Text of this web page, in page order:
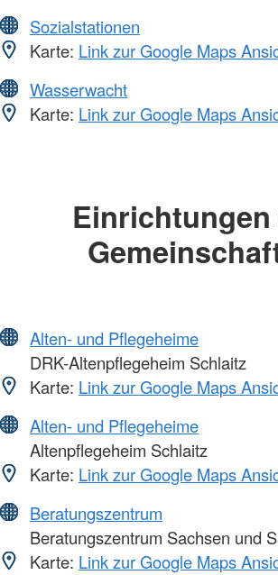
Sozialstationen
Karte: Link zur Google Maps
Wasserwacht
Karte: Link zur Google Maps
Alten- und Pflegeheime
DRK-Altenpflegeheim Schlaitz
Karte: Link zur Google Maps
Alten- und Pflegeheime
Altenpflegeheim Schlaitz
Karte: Link zur Google Maps
Beratungszentrum
Beratungszentrum Sachsen und
Karte: Link zur Google Maps